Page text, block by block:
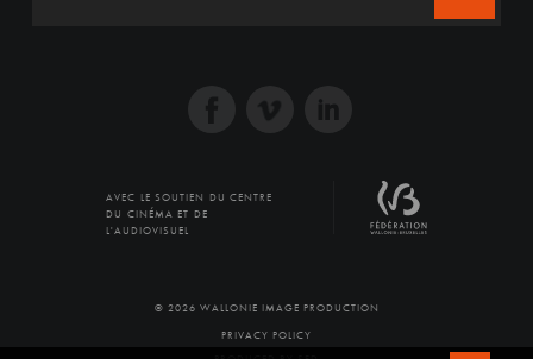
AVEC LE SOUTIEN DU CENTRE
DU CINÉMA ET DE
L'AUDIOVISUEL
© 2026 WALLONIE IMAGE PRODUCTION
PRIVACY POLICY